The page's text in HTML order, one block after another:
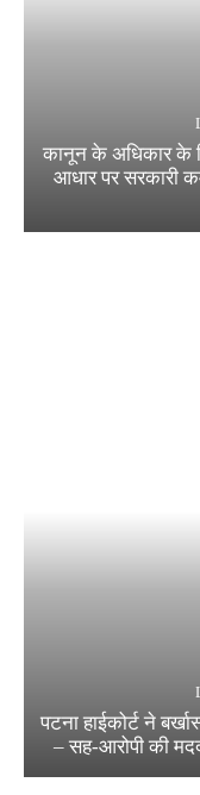
कानून के अधिकार के
आधार पर सरकारी
पटना हाईकोर्ट ने
– सह-आरोपी की